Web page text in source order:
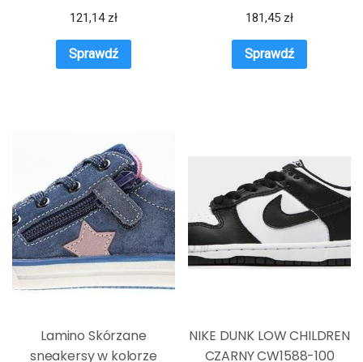
121,14 zł
Sprawdź
181,45 zł
Sprawdź
Lamino Skórzane
sneakersy w kolorze
NIKE DUNK LOW CHILDREN
CZARNY CW1588-100